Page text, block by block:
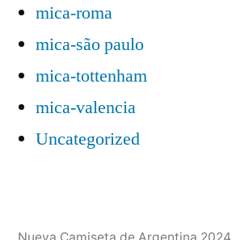
mica-roma
mica-são paulo
mica-tottenham
mica-valencia
Uncategorized